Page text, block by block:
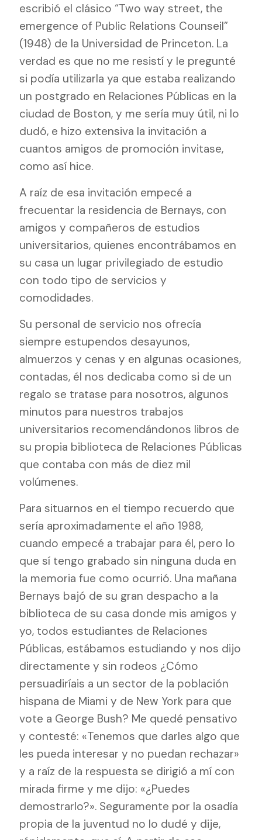
escribió el clásico “Two way street, the
emergence of Public Relations Counseil”
(1948) de la Universidad de Princeton. La
verdad es que no me resistí y le pregunté
si podía utilizarla ya que estaba realizando
un postgrado en Relaciones Públicas en la
ciudad de Boston, y me sería muy útil, ni lo
dudó, e hizo extensiva la invitación a
cuantos amigos de promoción invitase,
como así hice.
A raíz de esa invitación empecé a
frecuentar la residencia de Bernays, con
amigos y compañeros de estudios
universitarios, quienes encontrábamos en
su casa un lugar privilegiado de estudio
con todo tipo de servicios y
comodidades.
Su personal de servicio nos ofrecía
siempre estupendos desayunos,
almuerzos y cenas y en algunas ocasiones,
contadas, él nos dedicaba como si de un
regalo se tratase para nosotros, algunos
minutos para nuestros trabajos
universitarios recomendándonos libros de
su propia biblioteca de Relaciones Públicas
que contaba con más de diez mil
volúmenes.
Para situarnos en el tiempo recuerdo que
sería aproximadamente el año 1988,
cuando empecé a trabajar para él, pero lo
que sí tengo grabado sin ninguna duda en
la memoria fue como ocurrió. Una mañana
Bernays bajó de su gran despacho a la
biblioteca de su casa donde mis amigos y
yo, todos estudiantes de Relaciones
Públicas, estábamos estudiando y nos dijo
directamente y sin rodeos ¿Cómo
persuadiríais a un sector de la población
hispana de Miami y de New York para que
vote a George Bush? Me quedé pensativo
y contesté: «Tenemos que darles algo que
les pueda interesar y no puedan rechazar»
y a raíz de la respuesta se dirigió a mí con
mirada firme y me dijo: «¿Puedes
demostrarlo?». Seguramente por la osadía
propia de la juventud no lo dudé y dije,